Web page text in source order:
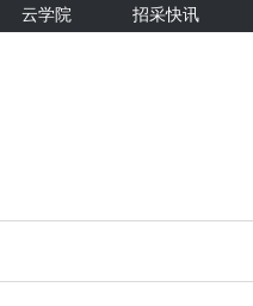
云学院 招采快讯